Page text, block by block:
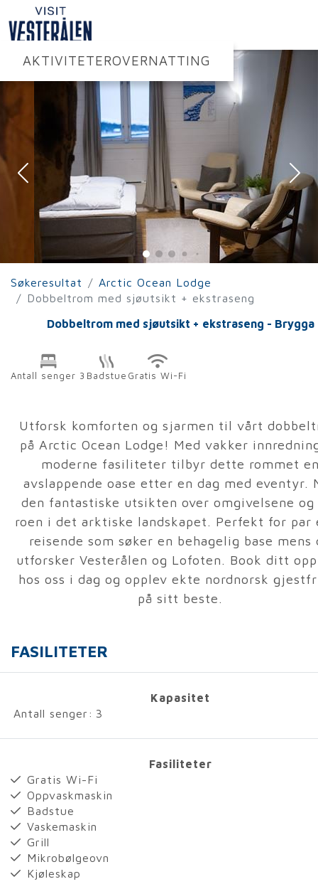
AKTIVITETEROVERNATTING
Søkeresultat
Arctic Ocean Lodge
Dobbeltrom med sjøutsikt + ekstraseng
Dobbeltrom med sjøutsikt + ekstraseng - Brygga
Antall senger 3 Badstue Gratis Wi-Fi
Utforsk komforten og sjarmen til vårt
på Arctic Ocean Lodge! Med vakker
moderne fasiliteter tilbyr dette rommet
avslappende oase etter en dag med eventyr.
den fantastiske utsikten over omgivelsene
roen i det arktiske landskapet. Perfekt for par
reisende som søker en behagelig base mens
utforsker Vesterålen og Lofoten. Book ditt
hos oss i dag og opplev ekte nordnorsk
på sitt beste.
FASILITETER
Kapasitet
Antall senger: 3
Fasiliteter
Gratis Wi-Fi
Oppvaskmaskin
Badstue
Vaskemaskin
Grill
Mikrobølgeovn
Kjøleskap